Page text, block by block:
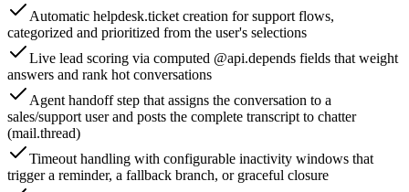
Automatic helpdesk.ticket creation for support flows,
categorized and prioritized from the user's selections
Live lead scoring via computed @api.depends fields that weight
answers and rank hot conversations
Agent handoff step that assigns the conversation to a
sales/support user and posts the complete transcript to chatter
(mail.thread)
Timeout handling with configurable inactivity windows that
trigger a reminder, a fallback branch, or graceful closure